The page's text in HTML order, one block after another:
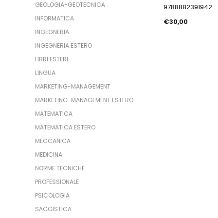
GEOLOGIA-GEOTECNICA
INFORMATICA
INGEGNERIA
INGEGNERIA ESTERO
LIBRI ESTERI
LINGUA
MARKETING-MANAGEMENT
MARKETING-MANAGEMENT ESTERO
MATEMATICA
MATEMATICA ESTERO
MECCANICA
MEDICINA
NORME TECNICHE
PROFESSIONALE
PSICOLOGIA
SAGGISTICA
9788882391942
€30,00